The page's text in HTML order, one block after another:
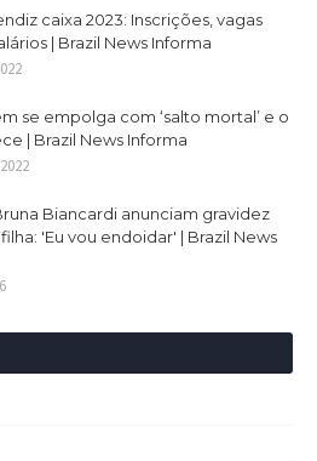
caixa 2023: Inscrições, vagas
| Brazil News Informa
se empolga com ‘salto mortal’ e o
| Brazil News Informa
Biancardi anunciam gravidez
'Eu vou endoidar' | Brazil News